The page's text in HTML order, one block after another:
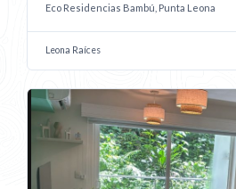
Eco Residencias Bambú, Punta Leona
Leona Raíces
Lost your password?